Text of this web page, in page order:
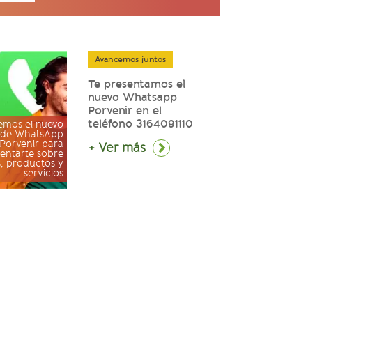
el nuevo
WhatsApp
Porvenir para
sobre
productos y
servicios
Avancemos juntos
Te presentamos el
nuevo Whatsapp
Porvenir en el
teléfono 3164091110
+ Ver más